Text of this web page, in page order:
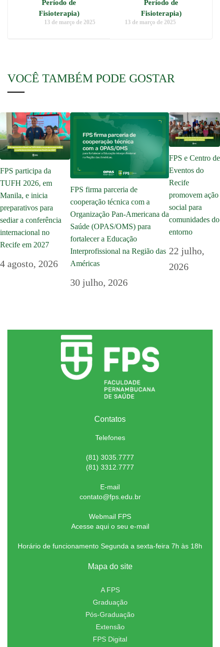
Período de
Fisioterapia)
13 de março de 2025
Período de
Fisioterapia)
13 de março de 2025
VOCÊ TAMBÉM PODE GOSTAR
FPS participa da
TUFH 2026, em
Manila, e inicia
preparativos para
sediar a conferência
internacional no
Recife em 2027
4 agosto, 2026
FPS firma parceria de
cooperação técnica com a
Organização Pan-Americana da
Saúde (OPAS/OMS) para
fortalecer a Educação
Interprofissional na Região das
Américas
30 julho, 2026
FPS e Centro de
Eventos do
Recife
promovem ação
social para
comunidades do
entorno
22 julho,
2026
Contatos
Telefones
(81) 3035.7777
(81) 3312.7777
E-mail
contato@fps.edu.br
Webmail FPS
Acesse aqui o seu e-mail
Horário de funcionamento Segunda a sexta-feira 7h às 18h
Mapa do site
A FPS
Graduação
Pós-Graduação
Extensão
FPS Digital